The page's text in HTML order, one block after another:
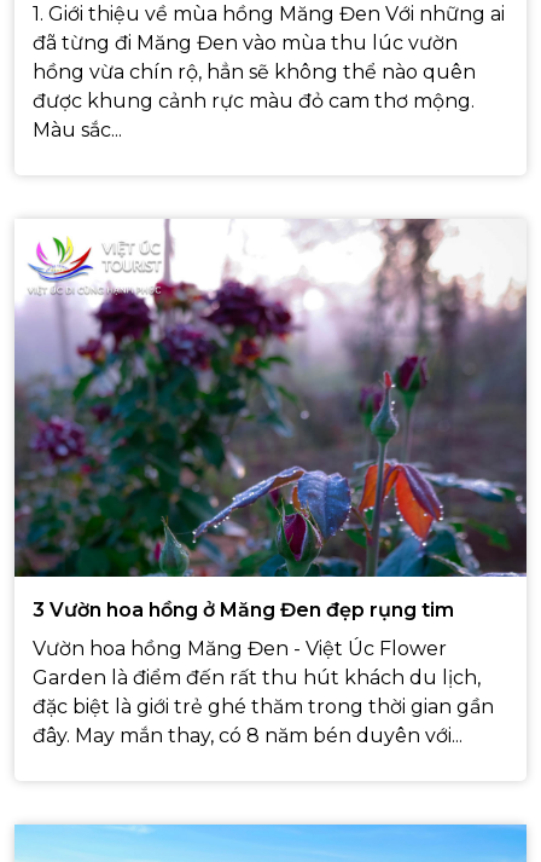
1. Giới thiệu về mùa hồng Măng Đen Với những ai
đã từng đi Măng Đen vào mùa thu lúc vườn
hồng vừa chín rộ, hẳn sẽ không thể nào quên
được khung cảnh rực màu đỏ cam thơ mộng.
Màu sắc...
3 Vườn hoa hồng ở Măng Đen đẹp rụng tim
Vườn hoa hồng Măng Đen - Việt Úc Flower
Garden là điểm đến rất thu hút khách du lịch,
đặc biệt là giới trẻ ghé thăm trong thời gian gần
đây. May mắn thay, có 8 năm bén duyên với...